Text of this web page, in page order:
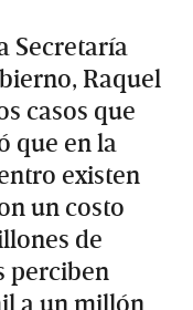
Secretaría
Raquel
casos que
que en la
existen
un costo
de
perciben